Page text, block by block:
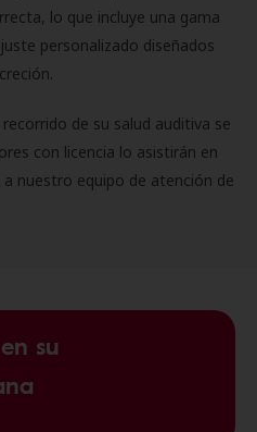
lo que incluye una gama
personalizado diseñados
de su salud auditiva se
con licencia lo asistirán en
nuestro equipo de atención de
su